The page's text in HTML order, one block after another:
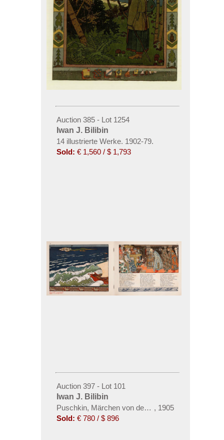
Auction 385 - Lot 1254
Iwan J. Bilibin
14 illustrierte Werke. 1902-79.
Sold: € 1,560 / $ 1,793
Auction 397 - Lot 101
Iwan J. Bilibin
Puschkin, Märchen von dem Zaren Saltan. 1905
, 1905
Sold: € 780 / $ 896